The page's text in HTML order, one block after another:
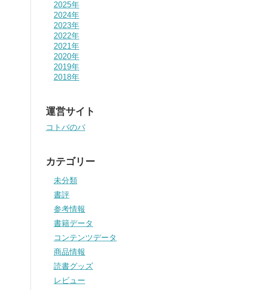
2025年
2024年
2023年
2022年
2021年
2020年
2019年
2018年
運営サイト
コトバのバ
カテゴリー
未分類
書評
参考情報
書籍データ
コンテンツデータ
商品情報
読書グッズ
レビュー